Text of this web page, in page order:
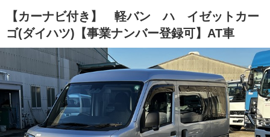
【カーナビ付き】 軽バン ハ イゼットカー
ゴ(ダイハツ)【事業ナンバー登録可】AT車